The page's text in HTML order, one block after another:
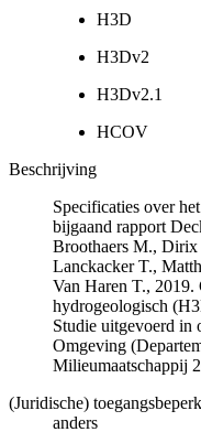
H3D
H3Dv2
H3Dv2.1
HCOV
Beschrijving
Specificaties over
bijgaand rapport
Broothaers M.,
Lanckacker T.,
Van Haren T.,
hydrogeologisch
Studie uitgevoerd in
Omgeving
Milieumaatschappij
(Juridische)
anders